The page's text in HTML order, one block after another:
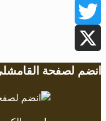
Facebook
Twitter
X
انضم لصفحة